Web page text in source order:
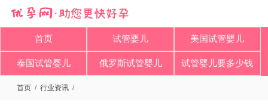
首页 试管婴儿 美国试管婴儿
泰国试管婴儿 俄罗斯试管婴儿 试管婴儿要多少钱
首页 / 行业资讯 /